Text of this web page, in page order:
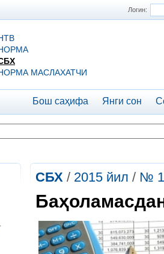
Логин:
МАСЛАХАТЧИ
Бош саҳифа Янги сон
СБХ / 2015 йил / №